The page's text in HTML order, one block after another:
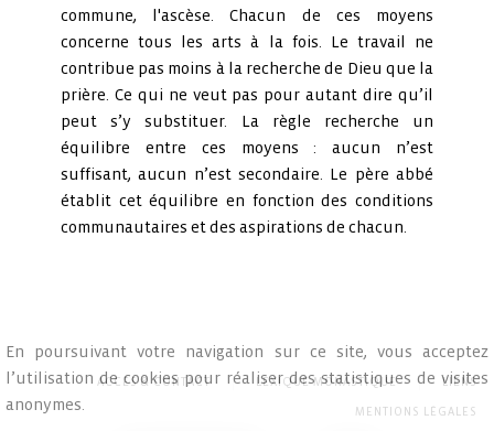
commune, l'ascèse. Chacun de ces moyens
concerne tous les arts à la fois. Le travail ne
contribue pas moins à la recherche de Dieu que la
prière. Ce qui ne veut pas pour autant dire qu’il
peut s’y substituer. La règle recherche un
équilibre entre ces moyens : aucun n’est
suffisant, aucun n’est secondaire. Le père abbé
établit cet équilibre en fonction des conditions
communautaires et des aspirations de chacun.
ACCÈS & CONTACT LEXIQUE MONASTIQUE LIENS
MENTIONS LÉGALES
En poursuivant votre navigation sur ce site, vous acceptez
l’utilisation de cookies pour réaliser des statistiques de visites
anonymes.